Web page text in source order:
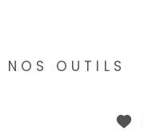
NOS OUTILS